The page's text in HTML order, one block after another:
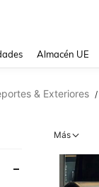
Almacén UE
& Exteriores /
Más